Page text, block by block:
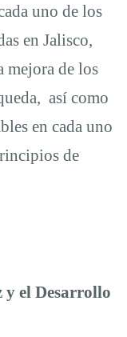
uno de los
en Jalisco,
mejora de los
así como
en cada uno
de
y el Desarrollo